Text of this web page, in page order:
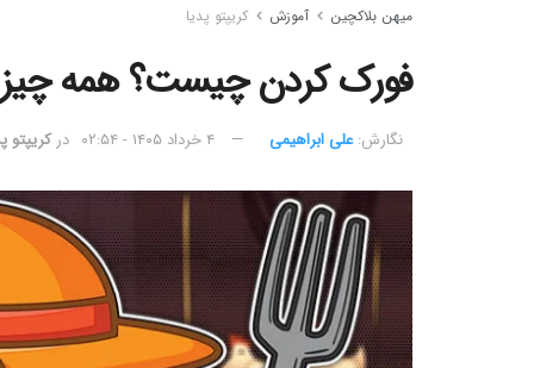
میهن بلاکچین آموزش کریپتو پدیا
فورک کردن چیست؟‌ همه چیز
نگارش:‌ علی ابراهیمی ۴ خرداد ۱۴۰۵ - ۰۲:۵۴ در کریپتو